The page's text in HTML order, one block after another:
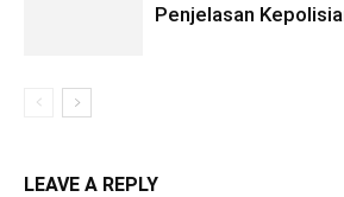
Penjelasan
LEAVE A REPLY